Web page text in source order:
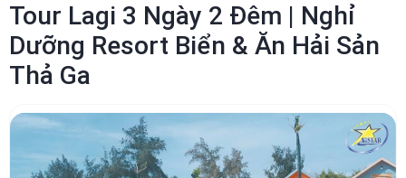
Tour Lagi 3 Ngày 2 Đêm | Nghỉ
Dưỡng Resort Biển & Ăn Hải Sản
Thả Ga